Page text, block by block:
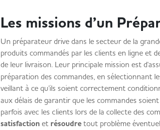
Les missions d’un
Un préparateur drive dans le secteur de la
produits commandés par les clients en ligne et
de leur livraison. Leur principale mission est
préparation des commandes, en sélectionnant
veillant à ce qu'ils soient correctement
aux délais de garantir que les commandes
parfois avec les clients lors de la collecte des
satisfaction et résoudre tout problème